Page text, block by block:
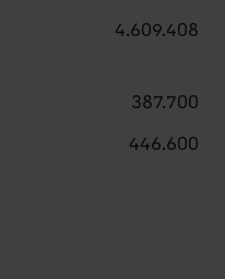
4.609.408
387.700
446.600